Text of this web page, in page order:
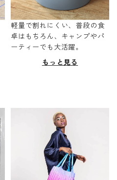
軽量で割れにくい、普段の食
卓はもちろん、キャンプやパ
ーティーでも大活躍。
もっと見る